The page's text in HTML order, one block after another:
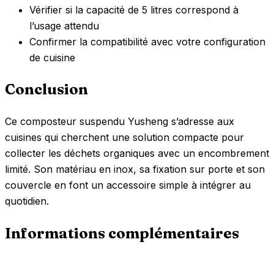
Vérifier si la capacité de 5 litres correspond à
l’usage attendu
Confirmer la compatibilité avec votre configuration
de cuisine
Conclusion
Ce composteur suspendu Yusheng s’adresse aux
cuisines qui cherchent une solution compacte pour
collecter les déchets organiques avec un encombrement
limité. Son matériau en inox, sa fixation sur porte et son
couvercle en font un accessoire simple à intégrer au
quotidien.
Informations complémentaires